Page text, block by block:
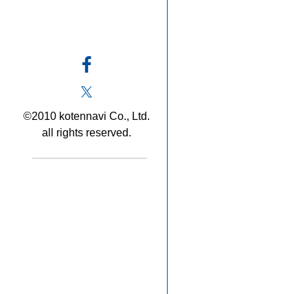
©2010 kotennavi Co., Ltd.
all rights reserved.